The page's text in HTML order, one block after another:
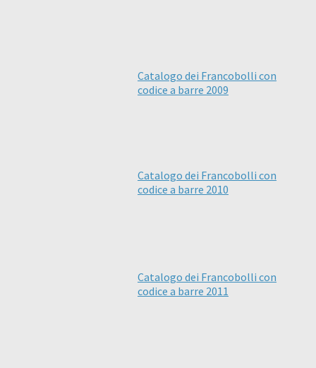
Catalogo dei Francobolli con
codice a barre 2009
Catalogo dei Francobolli con
codice a barre 2010
Catalogo dei Francobolli con
codice a barre 2011